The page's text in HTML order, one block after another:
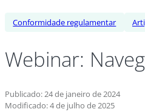
Conformidade regulamentar
Webinar:
Publicado: 24 de janeiro de 2024
Modificado: 4 de julho de 2025